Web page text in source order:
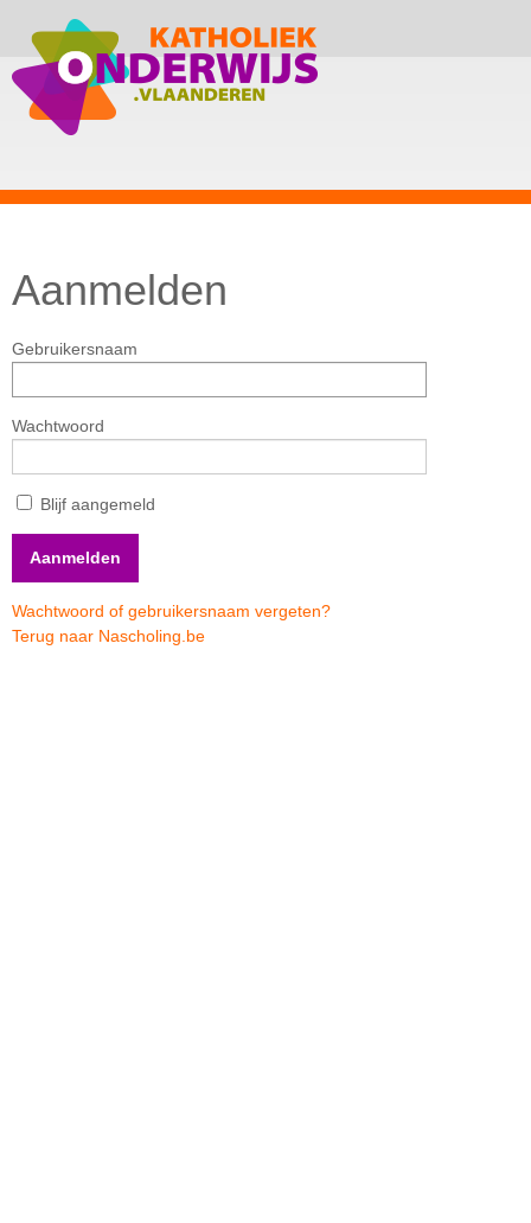
Aanmelden
Gebruikersnaam
Wachtwoord
Blijf aangemeld
Wachtwoord of gebruikersnaam vergeten?
Terug naar Nascholing.be